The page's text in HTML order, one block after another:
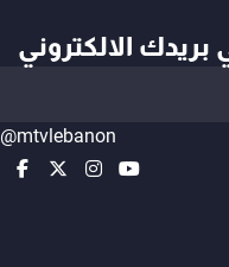
بريدك الالكتروني
@mtvlebanon